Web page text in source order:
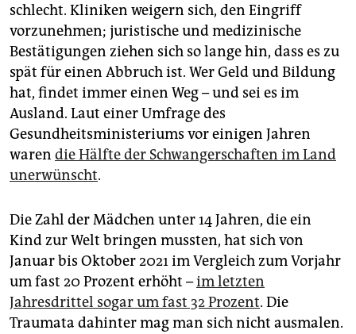
schlecht. Kliniken weigern sich, den Eingriff
vorzunehmen; juristische und medizinische
Bestätigungen ziehen sich so lange hin, dass es zu
spät für einen Abbruch ist. Wer Geld und Bildung
hat, findet immer einen Weg – und sei es im
Ausland. Laut einer Umfrage des
Gesundheitsministeriums vor einigen Jahren
waren die Hälfte der Schwangerschaften im Land
unerwünscht.
Die Zahl der Mädchen unter 14 Jahren, die ein
Kind zur Welt bringen mussten, hat sich von
Januar bis Oktober 2021 im Vergleich zum Vorjahr
um fast 20 Prozent erhöht –im letzten
Jahresdrittel sogar um fast 32 Prozent. Die
Traumata dahinter mag man sich nicht ausmalen.